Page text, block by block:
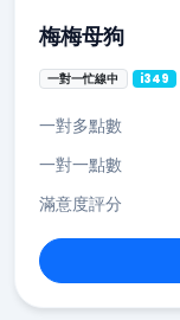
梅梅母狗
一對一忙線中 i349
一對多點數
一對一點數
滿意度評分